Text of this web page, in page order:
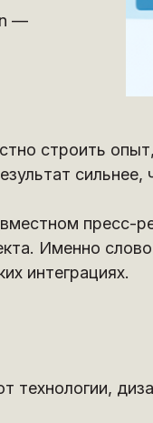
—
строить
пресс-
Именно
интеграциях.
технологии,